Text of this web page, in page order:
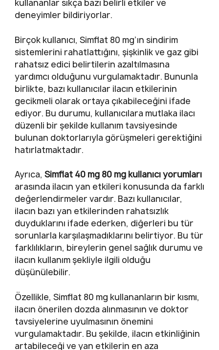
kullananlar sıkça bazı belirli etkiler ve
deneyimler bildiriyorlar.
Birçok kullanıcı, Simflat 80 mg’ın sindirim
sistemlerini rahatlattığını, şişkinlik ve gaz gibi
rahatsız edici belirtilerin azaltılmasına
yardımcı olduğunu vurgulamaktadır. Bununla
birlikte, bazı kullanıcılar ilacın etkilerinin
gecikmeli olarak ortaya çıkabileceğini ifade
ediyor. Bu durumu, kullanıcılara mutlaka ilacı
düzenli bir şekilde kullanım tavsiyesinde
bulunan doktorlarıyla görüşmeleri gerektiğini
hatırlatmaktadır.
Ayrıca, Simflat 40 mg 80 mg kullanıcı yorumları
arasında ilacın yan etkileri konusunda da farklı
değerlendirmeler vardır. Bazı kullanıcılar,
ilacın bazı yan etkilerinden rahatsızlık
duyduklarını ifade ederken, diğerleri bu tür
sorunlarla karşılaşmadıklarını belirtiyor. Bu tür
farklılıkların, bireylerin genel sağlık durumu ve
ilacın kullanım şekliyle ilgili olduğu
düşünülebilir.
Özellikle, Simflat 80 mg kullananların bir kısmı,
ilacın önerilen dozda alınmasının ve doktor
tavsiyelerine uyulmasının önemini
vurgulamaktadır. Bu şekilde, ilacın etkinliğinin
artabileceği ve yan etkilerin en aza